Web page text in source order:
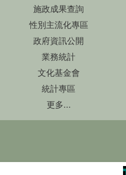
施政成果查詢
性別主流化專區
政府資訊公開
業務統計
文化基金會
統計專區
更多...